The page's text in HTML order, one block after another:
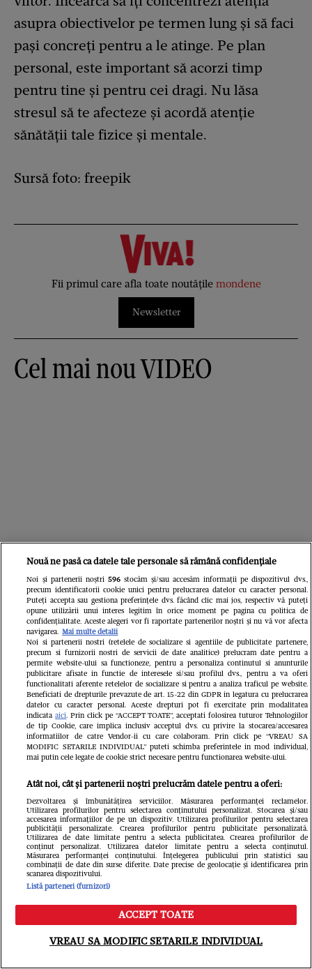
asupra obiectivelor pe termen lung și să faci
pași concreți pentru a le atinge. Pe plan
personal, este important să acorzi timp
pentru tine și pentru cei dragi. Nu lăsa
stresul să te afecteze și acordă atenție
sănătății tale fizice și mentale.
Sursă foto: freepik
Fii primul care afla toate noutățile mondene
Newsletter
Cel mai nou VIDEO
Cele mai vândute colecții!
ELLE - ediția iulie/august 2026
Cumpără acum
Meniu Caută
Nouă ne pasă ca datele tale personale să rămână confidențiale
Noi și partenerii noștri 596stocăm și/sau accesăm informații pe dispozitivul dvs.,
precum identificatorii cookie unici pentru prelucrarea datelor cu caracter personal.
Puteți accepta sau gestiona preferințele dvs. făcând clic mai jos, respectiv vă puteți
opune utilizării unui interes legitim în orice moment pe pagina cu politica de
confidențialitate. Aceste alegeri vor fi raportate partenerilor noștri și nu vă vor afecta
navigarea. Mai multe detalii
Noi si partenerii nostri (retelele de socializare si agentiile de publicitate partenere,
precum si furnizorii nostri de servicii de date analitice) prelucram date pentru a
permite website-ului sa functioneze, pentru a personaliza continutul si anunturile
publicitare afisate in functie de interesele si/sau profilul dvs., pentru a va oferi
functionalitati aferente retelelor de socializare si pentru a analiza traficul pe website.
Beneficiati de drepturile prevazute de art. 15-22 din GDPR in legatura cu prelucrarea
datelor cu caracter personal. Aceste drepturi pot fi exercitate prin modalitatea
indicataaici. Prin click pe “ACCEPT TOATE”, acceptati folosirea tuturor Tehnologiilor
de tip Cookie, care implica inclusiv acceptul dvs. cu privire la stocarea/accesarea
informatiilor de catre Vendor-ii cu care colaboram. Prin click pe “VREAU SA
MODIFIC SETARILE INDIVIDUAL” puteti schimba preferintele in mod individual,
mai putin cele legate de cookie strict necesare pentru functionarea website-ului.
Atât noi, cât și partenerii noștri prelucrăm datele pentru a oferi:
Dezvoltarea și îmbunătățirea serviciilor. Măsurarea performanței reclamelor.
Utilizarea profilurilor pentru selectarea conținutului personalizat. Stocarea și/sau
accesarea informațiilor de pe un dispozitiv. Utilizarea profilurilor pentru selectarea
publicității personalizate. Crearea profilurilor pentru publicitate personalizată.
Utilizarea de date limitate pentru a selecta publicitatea. Crearea profilurilor de
conținut personalizat. Utilizarea datelor limitate pentru a selecta conținutul.
Măsurarea performanței conținutului. Înțelegerea publicului prin statistici sau
combinații de date din surse diferite. Date precise de geolocație și identificarea prin
scanarea dispozitivului.
Listă parteneri (furnizori)
ACCEPT TOATE
VREAU SA MODIFIC SETARILE INDIVIDUAL